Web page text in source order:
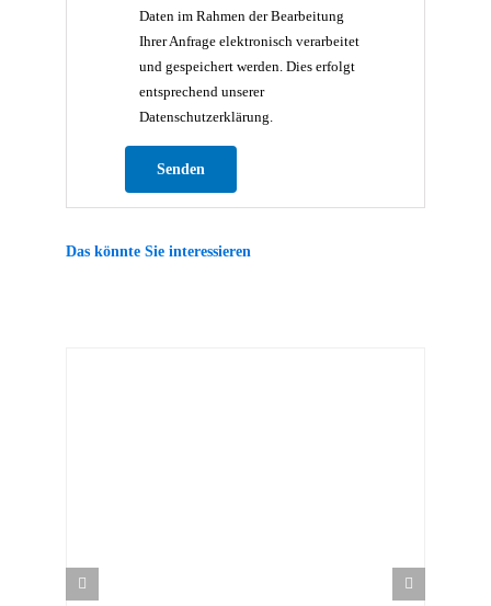
Daten im Rahmen der Bearbeitung
Ihrer Anfrage elektronisch verarbeitet
und gespeichert werden. Dies erfolgt
entsprechend unserer
Datenschutzerklärung.
Das könnte Sie interessieren